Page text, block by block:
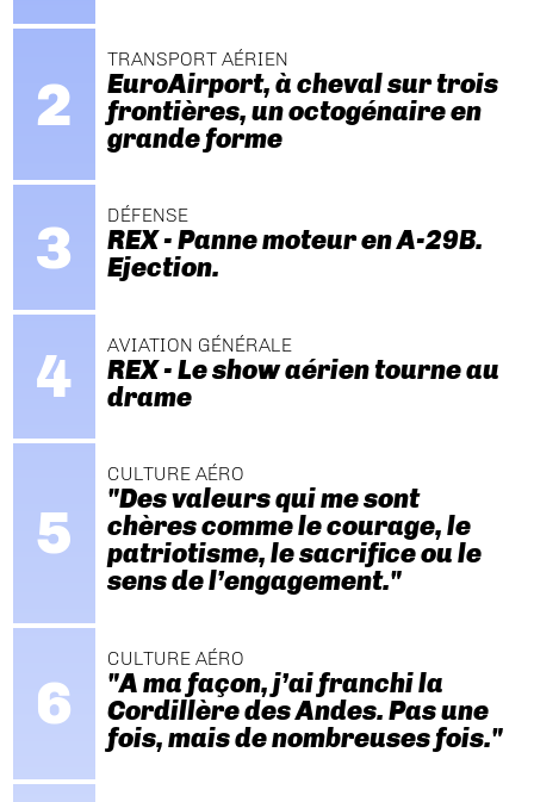
TRANSPORT AÉRIEN
EuroAirport, à cheval sur trois
frontières, un octogénaire en
grande forme
DÉFENSE
REX - Panne moteur en A-29B.
Ejection.
AVIATION GÉNÉRALE
REX - Le show aérien tourne au
drame
CULTURE AÉRO
"Des valeurs qui me sont
chères comme le courage, le
patriotisme, le sacrifice ou le
sens de l’engagement."
CULTURE AÉRO
"A ma façon, j’ai franchi la
Cordillère des Andes. Pas une
fois, mais de nombreuses fois."